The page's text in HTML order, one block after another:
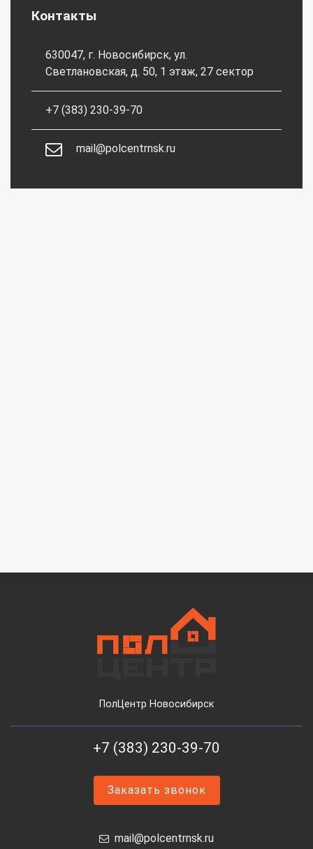
Контакты
630047, г. Новосибирск, ул.
Светлановская, д. 50, 1 этаж, 27 сектор
+7 (383) 230-39-70
mail@polcentrnsk.ru
ПолЦентр Новосибирск
+7 (383) 230-39-70
Заказать звонок
mail@polcentrnsk.ru